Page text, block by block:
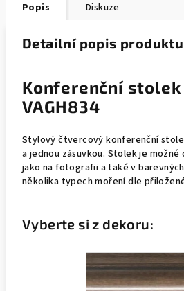
Popis Diskuze
Detailní popis produktu
Konferenční stolek
VAGH834
Stylový čtvercový konferenční
a jednou zásuvkou. Stolek je
jako na fotografii a také v
několika typech moření dle
Vyberte si z dekoru: